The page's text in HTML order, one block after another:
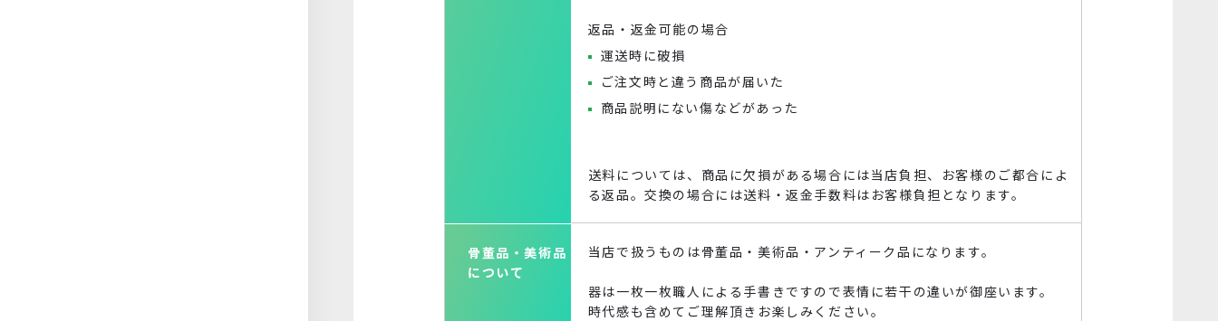
返品・返金可能の場合
運送時に破損
ご注文時と違う商品が届いた
商品説明にない傷などがあった
送料については、商品に欠損がある場合には当店負担、お客様のご都合によ
る返品。交換の場合には送料・返金手数料はお客様負担となります。
骨董品・美術品
について
当店で扱うものは骨董品・美術品・アンティーク品になります。
器は一枚一枚職人による手書きですので表情に若干の違いが御座います。
時代感も含めてご理解頂きお楽しみください。